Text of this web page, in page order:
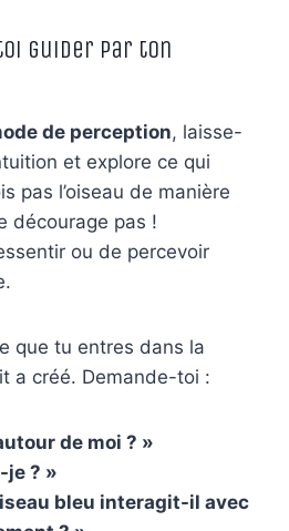
guider par ton
de perception, laisse-
et explore ce qui
pas l’oiseau de manière
décourage pas !
ou de percevoir
que tu entres dans la
a créé. Demande-toi :
de moi ? »
je ? »
bleu interagit-il avec